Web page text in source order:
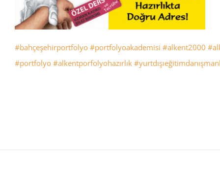
#bahçeşehirportfolyo #portfolyoakademisi #alkent2000
#portfolyo #alkentporfolyohazırlık